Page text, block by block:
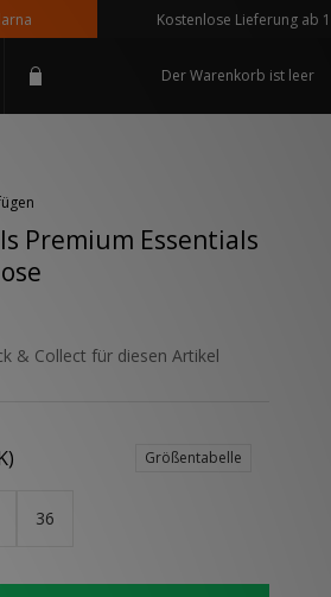
Kostenlose Lieferung ab 110 €
Der Warenkorb ist leer
Premium Essentials
& Collect für diesen Artikel
Größentabelle
36